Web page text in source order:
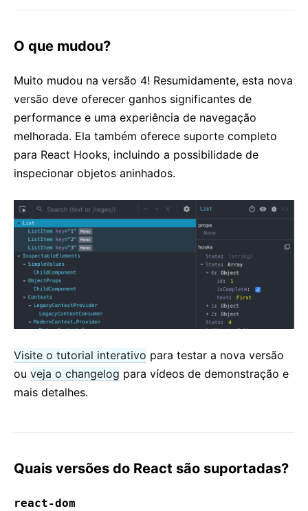
O que mudou?
Muito mudou na versão 4! Resumidamente, esta nova
versão deve oferecer ganhos significantes de
performance e uma experiência de navegação
melhorada. Ela também oferece suporte completo
para React Hooks, incluindo a possibilidade de
inspecionar objetos aninhados.
Visite o tutorial interativo para testar a nova versão
ou veja o changelog para vídeos de demonstração e
mais detalhes.
Quais versões do React são suportadas?
react-dom
React v16.13.0